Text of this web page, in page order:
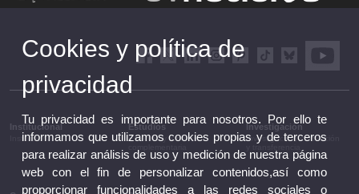
Institucional
Institucional
Estudios
Estudios y formación
Investigación
Investigación, innovación
Cookies y política de
privacidad
Tu privacidad es importante para nosotros. Por ello te
informamos que utilizamos cookies propias y de terceros
para realizar análisis de uso y medición de nuestra página
web con el fin de personalizar contenidos,así como
proporcionar funcionalidades a las redes sociales o